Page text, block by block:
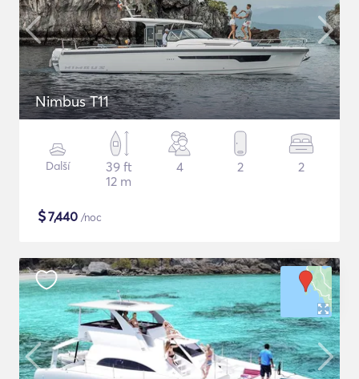
Nimbus T11
Další
39 ft
12 m
4 2 2
$7,440 /noc